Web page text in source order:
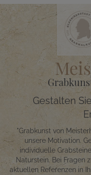
Gestalten
"Grabkunst von
unsere Motivation.
individuelle
Naturstein. Bei Fragen
aktuellen Referenzen in